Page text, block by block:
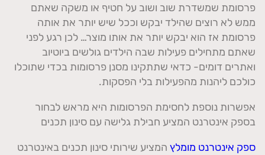
פרסומת שמשדרת שוב ושוב על חטיף או משקה שאתם
ממש לא רוצים שהילד יבקש וככל שיש יותר את אותה
פרסומת אז הוא יבקש יותר את אותו מוצר… לכן רגע לפני
שאתם מתחילים פעילות שבה הילדים גולשים ביוטיוב
ואתרים דומים- כדאי שתתקינו מסנן פרסומות בכדי שתוכלו
כולכם ליהנות מהפעילות בלי הפסקות.
אפשרות נוספת לחסימת הפרסומות היא מראש לבחור
בספק אינטרנט המציע חבילת גלישה עם סינון תכנים
ספק אינטרנט מומלץ המציע שירותי סינון תכנים באינטרנט